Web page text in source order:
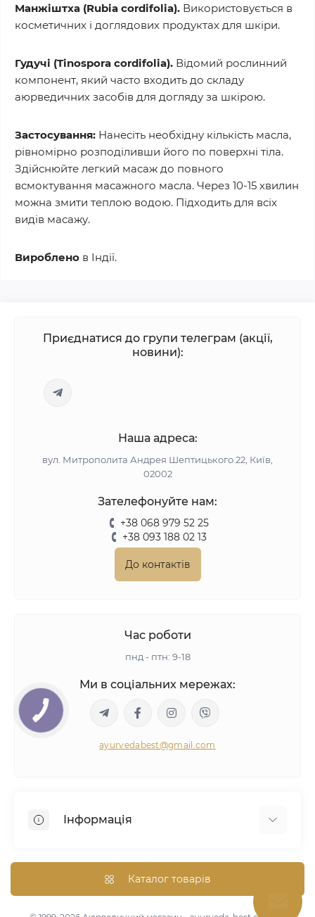
Манжіштха (Rubia cordifolia). Використовується в
косметичних і доглядових продуктах для шкіри.
Гудучі (Tinospora cordifolia). Відомий рослинний
компонент, який часто входить до складу
аюрведичних засобів для догляду за шкірою.
Застосування: Нанесіть необхідну кількість масла,
рівномірно розподіливши його по поверхні тіла.
Здійснюйте легкий масаж до повного
всмоктування масажного масла. Через 10-15 хвилин
можна змити теплою водою. Підходить для всіх
видів масажу.
Вироблено в Індії.
Приєднатися до групи телеграм (акції,
новини):
Наша адреса:
вул. Митрополита Андрея Шептицького 22, Київ,
02002
Зателефонуйте нам:
+38 068 979 52 25
+38 093 188 02 13
До контактів
Час роботи
пнд - птн: 9-18
Ми в соціальних мережах:
ayurvedabest@gmail.com
Інформація
Аюрведична консультація
Оптом/Знижки
Каталог товарів